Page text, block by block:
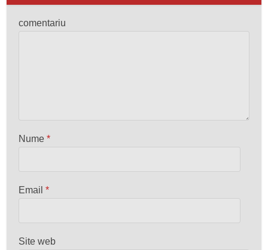
comentariu
Nume*
Email*
Site web